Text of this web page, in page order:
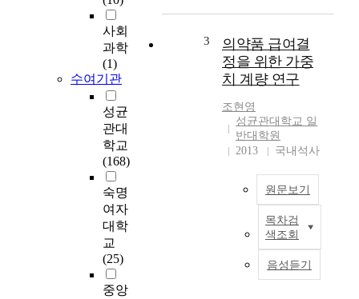
사회
과학
(1)
수여기관
성균
관대
학교
(168)
숙명
여자
대학
교
(25)
중앙
3
의약품 급여결
정을 위한 가중
치 계량 연구
조현영
성균관대학교 일
반대학원
2013
국내석사
원문보기
목차검
색조회
음성듣기